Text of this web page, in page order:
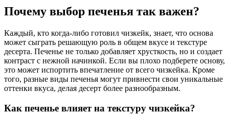
Почему выбор печенья так важен?
Каждый, кто когда-либо готовил чизкейк, знает, что основа
может сыграть решающую роль в общем вкусе и текстуре
десерта. Печенье не только добавляет хрусткость, но и создает
контраст с нежной начинкой. Если вы плохо подберете основу,
это может испортить впечатление от всего чизкейка. Кроме
того, разные виды печенья могут привнести свои уникальные
оттенки вкуса, делая десерт более разнообразным.
Как печенье влияет на текстуру чизкейка?